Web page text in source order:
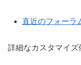
直近のフォーラ
詳細なカスタマイズ